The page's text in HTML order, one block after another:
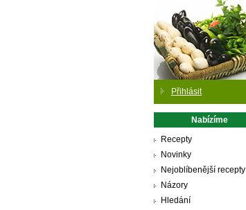
Přihlásit
Nabízíme
Recepty
Novinky
Nejoblíbenější recepty
Názory
Hledání